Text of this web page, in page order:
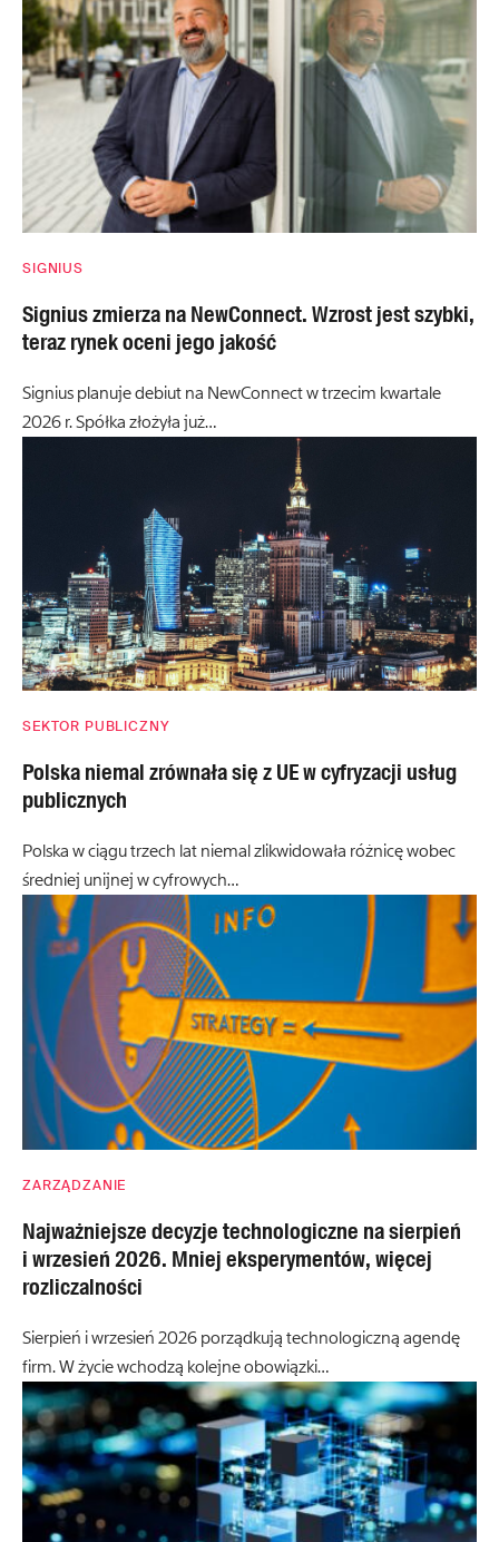
SIGNIUS
Signius zmierza na NewConnect. Wzrost jest szybki,
teraz rynek oceni jego jakość
Signius planuje debiut na NewConnect w trzecim kwartale
2026 r. Spółka złożyła już…
SEKTOR PUBLICZNY
Polska niemal zrównała się z UE w cyfryzacji usług
publicznych
Polska w ciągu trzech lat niemal zlikwidowała różnicę wobec
średniej unijnej w cyfrowych…
ZARZĄDZANIE
Najważniejsze decyzje technologiczne na sierpień
i wrzesień 2026. Mniej eksperymentów, więcej
rozliczalności
Sierpień i wrzesień 2026 porządkują technologiczną agendę
firm. W życie wchodzą kolejne obowiązki…